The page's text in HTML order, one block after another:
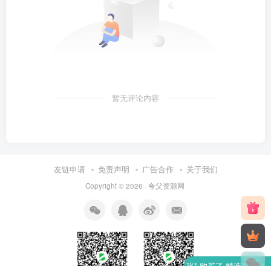
暂无评论内容
友链申请 免责声明 广告合作 关于我们
Copyright © 2026 · 夸父资源网